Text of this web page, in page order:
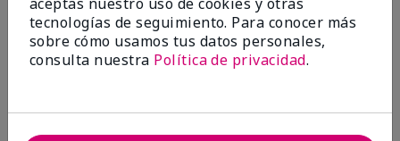
Antes & después
tecnologías de seguimiento. Para conocer más
sobre cómo usamos tus datos personales,
consulta nuestra Política de privacidad.